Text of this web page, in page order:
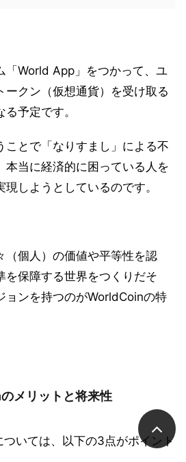
「World App」をつかって、ユ
ークン（仮想通貨）を受け取る
予定です。
ことで「なりすまし」による不
本当に経済的に困っている人を
しようとしているのです。
（個人）の価値や平等性を認
を保障する世界をつくりだそ
ョンを持つのがWorldCoinの特
メリットと将来性
いては、以下の3点がポイント